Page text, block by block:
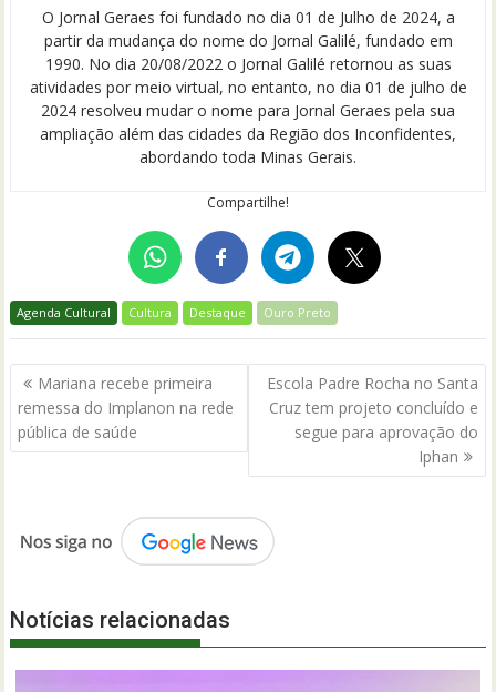
O Jornal Geraes foi fundado no dia 01 de Julho de 2024, a
partir da mudança do nome do Jornal Galilé, fundado em
1990. No dia 20/08/2022 o Jornal Galilé retornou as suas
atividades por meio virtual, no entanto, no dia 01 de julho de
2024 resolveu mudar o nome para Jornal Geraes pela sua
ampliação além das cidades da Região dos Inconfidentes,
abordando toda Minas Gerais.
Compartilhe!
Agenda Cultural Cultura Destaque Ouro Preto
Navegação
de
Post
Mariana recebe primeira
remessa do Implanon na rede
pública de saúde
Escola Padre Rocha no Santa
Cruz tem projeto concluído e
segue para aprovação do
Iphan
Notícias relacionadas